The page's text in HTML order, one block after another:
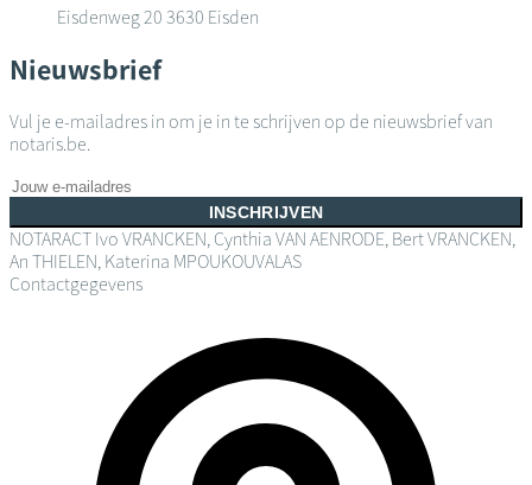
Eisdenweg 20 3630 Eisden
Nieuwsbrief
Vul je e-mailadres in om je in te schrijven op de nieuwsbrief van
notaris.be.
INSCHRIJVEN
NOTARACT Ivo VRANCKEN, Cynthia VAN AENRODE, Bert VRANCKEN,
An THIELEN, Katerina MPOUKOUVALAS
Contactgegevens